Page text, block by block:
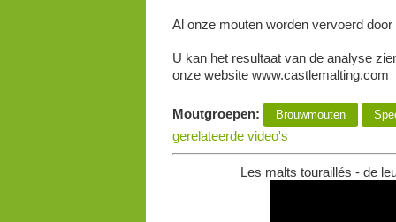
Al onze mouten worden vervoerd
U kan het resultaat van de analyse
onze website www.castlemalting.com
Moutgroepen: Brouwmouten
gerelateerde video's
Les malts touraillés - de